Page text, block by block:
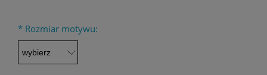
* Rozmiar motywu: